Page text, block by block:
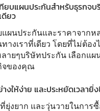
ยบแผนประกันสำหรับธุรกจบ
ดียว
แผนประกันและราคาจาก
างเราที่เดียว โดยที่ไม่ต้อ
ายๆบริษัทประกัน เลือกแ
จของคุณ
งให้ง่าย และประหยัดเวลายิ่
ยุ่งยาก และวุ่นวายในการ